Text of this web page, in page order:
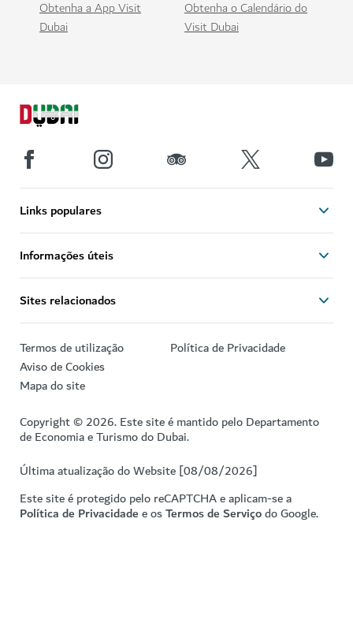
Obtenha a App Visit
Dubai
Obtenha o Calendário do
Visit Dubai
Links populares
Informações úteis
Sites relacionados
Termos de utilização
Política de Privacidade
Aviso de Cookies
Mapa do site
Copyright © 2026. Este site é mantido pelo Departamento
de Economia e Turismo do Dubai.
Última atualização do Website [08/08/2026]
Este site é protegido pelo reCAPTCHA e aplicam-se a
Política de Privacidadee osTermos de Serviçodo Google.